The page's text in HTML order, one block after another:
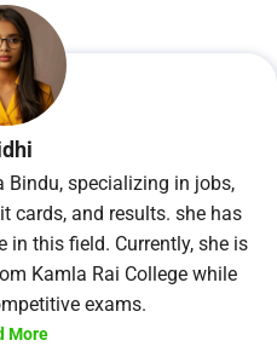
Bindu, specializing in jobs,
cards, and results. she has
in this field. Currently, she is
Kamla Rai College while
exams.
More